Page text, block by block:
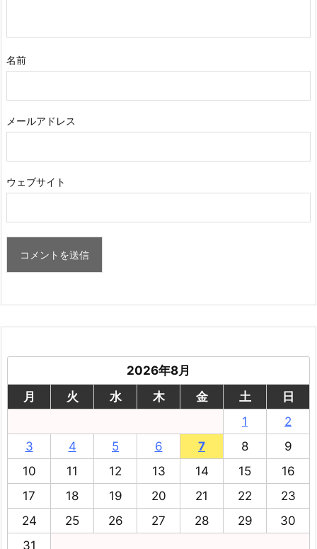
名前
メールアドレス
ウェブサイト
2026年8月
月
火 水 木 金 土
日
1
2
3
4 5 6 7 8
9
10
11 12 13 14 15
16
17
18 19 20 21 22
23
24
25 26 27 28 29
30
31